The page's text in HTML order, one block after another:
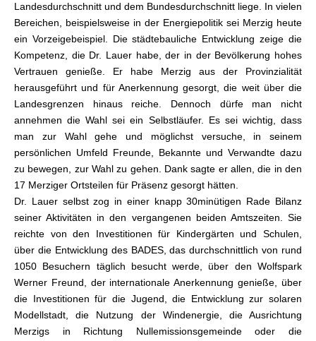
Landesdurchschnitt und dem Bundesdurchschnitt liege. In vielen
Bereichen, beispielsweise in der Energiepolitik sei Merzig heute
ein Vorzeigebeispiel. Die städtebauliche Entwicklung zeige die
Kompetenz, die Dr. Lauer habe, der in der Bevölkerung hohes
Vertrauen genieße. Er habe Merzig aus der Provinzialität
herausgeführt und für Anerkennung gesorgt, die weit über die
Landesgrenzen hinaus reiche. Dennoch dürfe man nicht
annehmen die Wahl sei ein Selbstläufer. Es sei wichtig, dass
man zur Wahl gehe und möglichst versuche, in seinem
persönlichen Umfeld Freunde, Bekannte und Verwandte dazu
zu bewegen, zur Wahl zu gehen. Dank sagte er allen, die in den
17 Merziger Ortsteilen für Präsenz gesorgt hätten.
Dr. Lauer selbst zog in einer knapp 30minütigen Rade Bilanz
seiner Aktivitäten in den vergangenen beiden Amtszeiten. Sie
reichte von den Investitionen für Kindergärten und Schulen,
über die Entwicklung des BADES, das durchschnittlich von rund
1050 Besuchern täglich besucht werde, über den Wolfspark
Werner Freund, der internationale Anerkennung genieße, über
die Investitionen für die Jugend, die Entwicklung zur solaren
Modellstadt, die Nutzung der Windenergie, die Ausrichtung
Merzigs in Richtung Nullemissionsgemeinde oder die